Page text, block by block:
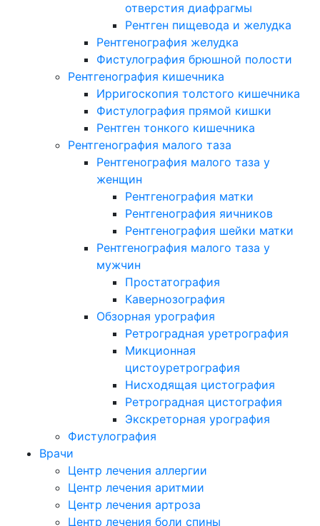
отверстия диафрагмы
Рентген пищевода и желудка
Рентгенография желудка
Фистулография брюшной полости
Рентгенография кишечника
Ирригоскопия толстого кишечника
Фистулография прямой кишки
Рентген тонкого кишечника
Рентгенография малого таза
Рентгенография малого таза у
женщин
Рентгенография матки
Рентгенография яичников
Рентгенография шейки матки
Рентгенография малого таза у
мужчин
Простатография
Кавернозография
Обзорная урография
Ретроградная уретрография
Микционная
цистоуретрография
Нисходящая цистография
Ретроградная цистография
Экскреторная урография
Фистулография
Врачи
Центр лечения аллергии
Центр лечения аритмии
Центр лечения артроза
Центр лечения боли спины